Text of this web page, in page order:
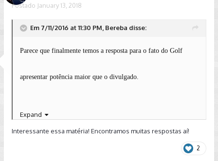
Postado January 13, 2018
Em 7/11/2016 at 11:30 PM, Bereba disse:
Parece que finalmente temos a resposta para o fato do Golf
apresentar potência maior que o divulgado.
Expand
Interessante essa matéria! Encontramos muitas respostas aí!
2